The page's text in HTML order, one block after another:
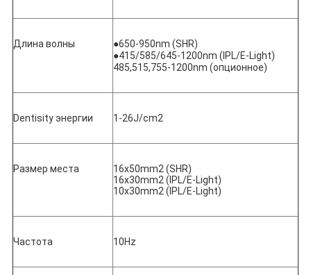
Длина волны
●650-950nm (SHR)
●415/585/645-1200nm (IPL/E-Light)
485,515,755-1200nm (опционное)
Dentisity энергии 1-26J/cm2
Размер места
16x50mm2 (SHR)
16x30mm2 (IPL/E-Light)
10x30mm2 (IPL/E-Light)
Частота 10Hz